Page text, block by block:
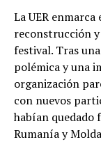
La UER
reconstrucción y
festival. Tras
polémica y una
organización
con nuevos
habían quedado
Rumanía y